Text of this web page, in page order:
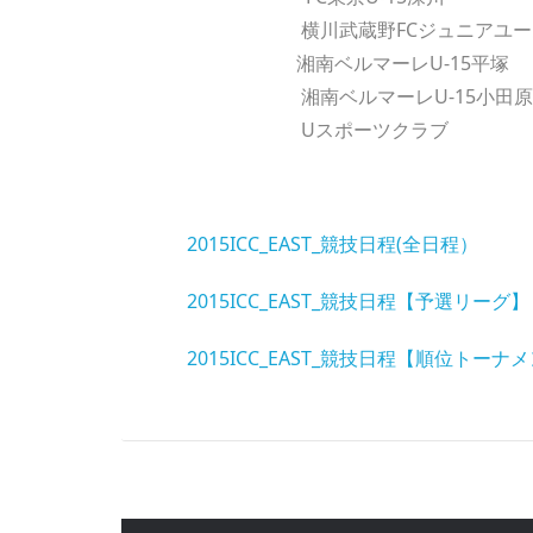
横川武蔵野FCジュニアユー
湘南ベルマーレU-15平塚
湘南ベルマーレU-15小田原
Uスポーツクラブ
2015ICC_EAST_競技日程(全日程）
2015ICC_EAST_競技日程【予選リーグ】
2015ICC_EAST_競技日程【順位トーナメ